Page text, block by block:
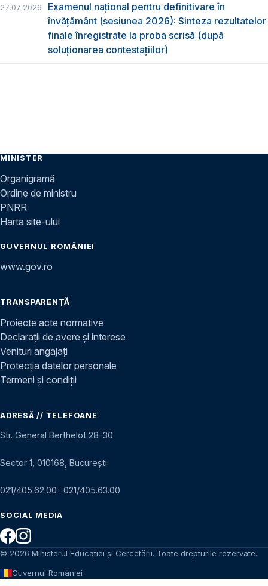
27.07.2026
Examenul național pentru definitivare în
învățământ (sesiunea 2026): Sinteza rezultatelor
finale înregistrate la proba scrisă (după
soluționarea contestațiilor)
MINISTER
Organigramă
Ordine de ministru
PNRR
Harta site-ului
GUVERNUL ROMÂNIEI
www.gov.ro
TRANSPARENȚĂ
Proiecte acte normative
Declarații de avere și interese
Venituri angajați
Protecția datelor personale
Termeni și condiții
ADRESĂ // TELEFOANE
Str. General Berthelot 28–30
Sector 1, 010168, București
021/405.62.00 · 021/405.63.00
SOCIAL MEDIA
© 2026 Ministerul Educației și Cercetării. Toate drepturile rezervate.
Guvernul României